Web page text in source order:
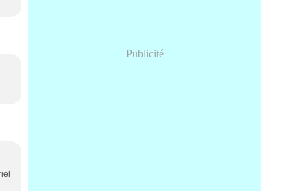
Publicité